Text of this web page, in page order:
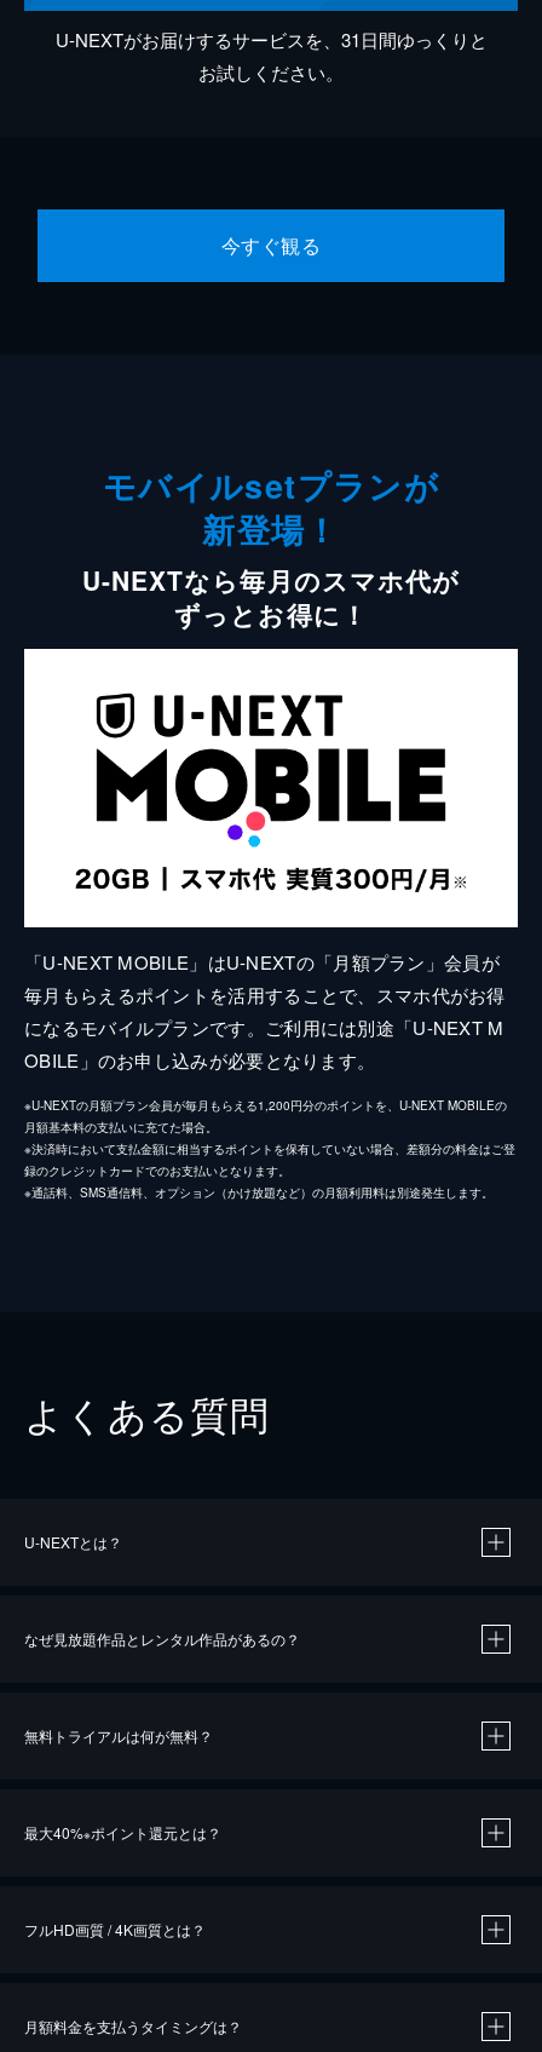
U-NEXTがお届けするサービスを、31日間ゆっくりと
お試しください。
今すぐ観る
モバイルsetプランが
新登場！
U-NEXTなら毎月のスマホ代が
ずっとお得に！
「U-NEXT MOBILE」はU-NEXTの「月額プラン」会員が
毎月もらえるポイントを活用することで、スマホ代がお得
になるモバイルプランです。ご利用には別途「U-NEXT M
OBILE」のお申し込みが必要となります。
※U-NEXTの月額プラン会員が毎月もらえる1,200円分のポイントを、U-NEXT MOBILEの
月額基本料の支払いに充てた場合。
※決済時において支払金額に相当するポイントを保有していない場合、差額分の料金はご登
録のクレジットカードでのお支払いとなります。
※通話料、SMS通信料、オプション（かけ放題など）の月額利用料は別途発生します。
よくある質問
U-NEXTとは？
なぜ見放題作品とレンタル作品があるの？
無料トライアルは何が無料？
最大40%※ポイント還元とは？
※40％ポイント還元の対象は、クレジットカード決済による作品の購入 / レンタルです。
フルHD画質 / 4K画質とは？
月額料金を支払うタイミングは？